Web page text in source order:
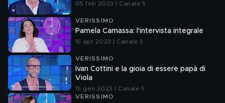
05 feb 2023 | Canale 5
VERISSIMO
Pamela Camassa: l'intervista integrale
15 apr 2023 | Canale 5
VERISSIMO
Ivan Cottini e la gioia di essere papà di
Viola
15 gen 2023 | Canale 5
VERISSIMO